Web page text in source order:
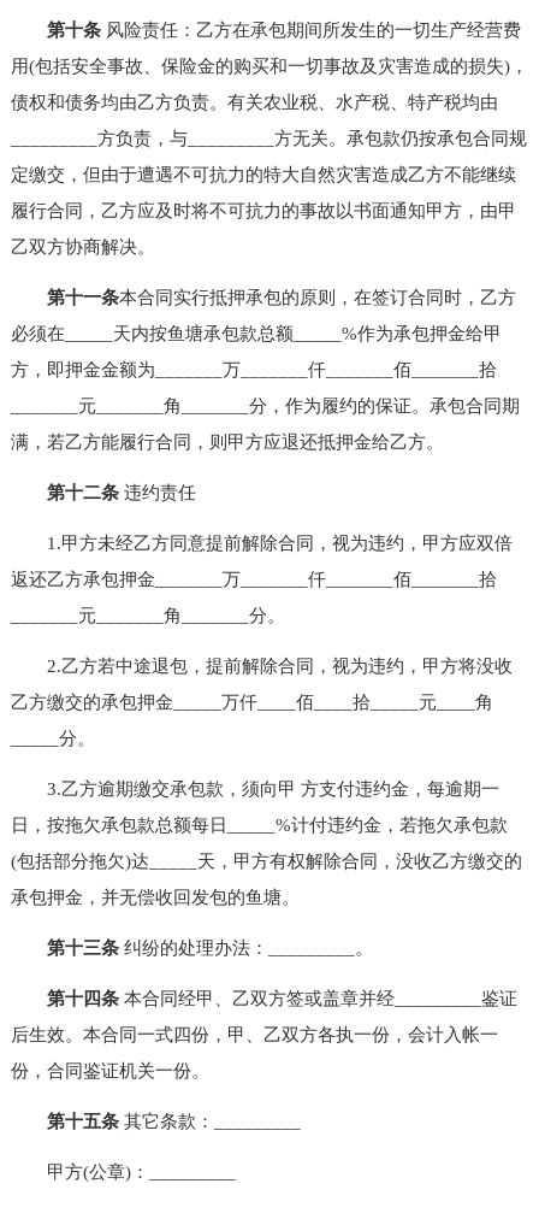
第十条风险责任：乙方在承包期间所发生的一切生产经营费
用(包括安全事故、保险金的购买和一切事故及灾害造成的损失)，
债权和债务均由乙方负责。有关农业税、水产税、特产税均由
_________方负责，与_________方无关。承包款仍按承包合同规
定缴交，但由于遭遇不可抗力的特大自然灾害造成乙方不能继续
履行合同，乙方应及时将不可抗力的事故以书面通知甲方，由甲
乙双方协商解决。
第十一条本合同实行抵押承包的原则，在签订合同时，乙方
必须在_____天内按鱼塘承包款总额_____%作为承包押金给甲
方，即押金金额为_______万_______仟_______佰_______拾
_______元_______角_______分，作为履约的保证。承包合同期
满，若乙方能履行合同，则甲方应退还抵押金给乙方。
第十二条违约责任
1.甲方未经乙方同意提前解除合同，视为违约，甲方应双倍
返还乙方承包押金_______万_______仟_______佰_______拾
_______元_______角_______分。
2.乙方若中途退包，提前解除合同，视为违约，甲方将没收
乙方缴交的承包押金_____万仟____佰____拾_____元____角
_____分。
3.乙方逾期缴交承包款，须向甲 方支付违约金，每逾期一
日，按拖欠承包款总额每日_____%计付违约金，若拖欠承包款
(包括部分拖欠)达_____天，甲方有权解除合同，没收乙方缴交的
承包押金，并无偿收回发包的鱼塘。
第十三条纠纷的处理办法：_________。
第十四条本合同经甲、乙双方签或盖章并经_________鉴证
后生效。本合同一式四份，甲、乙双方各执一份，会计入帐一
份，合同鉴证机关一份。
第十五条其它条款：_________
甲方(公章)：_________